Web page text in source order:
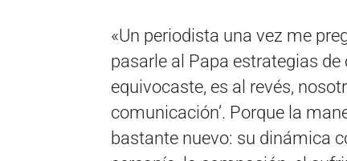
«Un periodista una vez me
pasarle al Papa estrategias de
equivocaste, es al revés,
comunicación’. Porque la
bastante nuevo: su dinámica